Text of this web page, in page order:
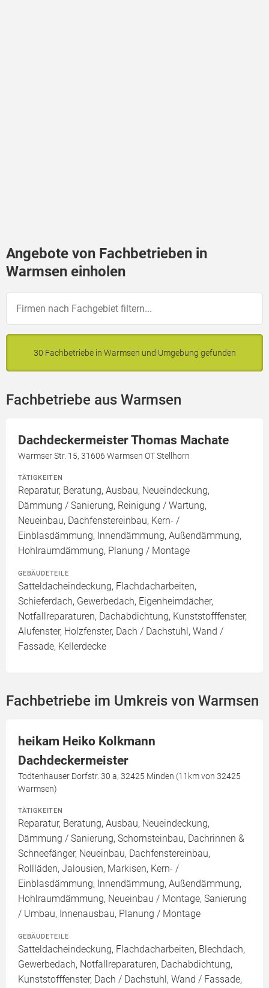
Angebote von Fachbetrieben in
Warmsen einholen
30 Fachbetriebe in Warmsen und Umgebung gefunden
Fachbetriebe aus Warmsen
Dachdeckermeister Thomas Machate
Warmser Str. 15, 31606 Warmsen OT Stellhorn
TÄTIGKEITEN
Reparatur, Beratung, Ausbau, Neueindeckung,
Dämmung / Sanierung, Reinigung / Wartung,
Neueinbau, Dachfenstereinbau, Kern- /
Einblasdämmung, Innendämmung, Außendämmung,
Hohlraumdämmung, Planung / Montage
GEBÄUDETEILE
Satteldacheindeckung, Flachdacharbeiten,
Schieferdach, Gewerbedach, Eigenheimdächer,
Notfallreparaturen, Dachabdichtung, Kunststofffenster,
Alufenster, Holzfenster, Dach / Dachstuhl, Wand /
Fassade, Kellerdecke
Fachbetriebe im Umkreis von Warmsen
heikam Heiko Kolkmann
Dachdeckermeister
Todtenhauser Dorfstr. 30 a, 32425 Minden (11km von 32425
Warmsen)
TÄTIGKEITEN
Reparatur, Beratung, Ausbau, Neueindeckung,
Dämmung / Sanierung, Schornsteinbau, Dachrinnen &
Schneefänger, Neueinbau, Dachfenstereinbau,
Rollläden, Jalousien, Markisen, Kern- /
Einblasdämmung, Innendämmung, Außendämmung,
Hohlraumdämmung, Neueinbau / Montage, Sanierung
/ Umbau, Innenausbau, Planung / Montage
GEBÄUDETEILE
Satteldacheindeckung, Flachdacharbeiten, Blechdach,
Gewerbedach, Notfallreparaturen, Dachabdichtung,
Kunststofffenster, Dach / Dachstuhl, Wand / Fassade,